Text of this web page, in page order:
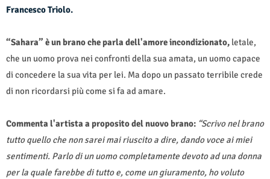
Francesco Triolo.
“Sahara” è un brano che parla dell'amore incondizionato, letale,
che un uomo prova nei confronti della sua amata, un uomo capace
di concedere la sua vita per lei. Ma dopo un passato terribile crede
di non ricordarsi più come si fa ad amare.
Commenta l'artista a proposito del nuovo brano: “Scrivo nel brano
tutto quello che non sarei mai riuscito a dire, dando voce ai miei
sentimenti. Parlo di un uomo completamente devoto ad una donna
per la quale farebbe di tutto e, come un giuramento, ho voluto